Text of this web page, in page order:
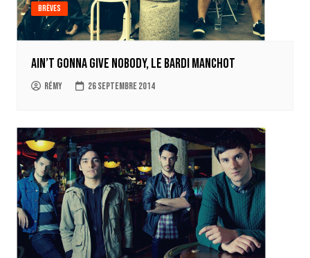
Brèves
Ain’t Gonna Give Nobody, Le Bardi Manchot
Rémy 26 septembre 2014